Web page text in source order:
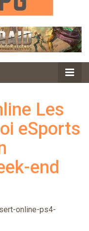
Actu
Les
eSports
end
online-ps4-